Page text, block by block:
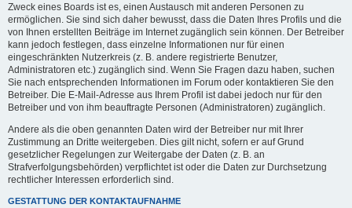
Zweck eines Boards ist es, einen Austausch mit anderen Personen zu
ermöglichen. Sie sind sich daher bewusst, dass die Daten Ihres Profils und die
von Ihnen erstellten Beiträge im Internet zugänglich sein können. Der Betreiber
kann jedoch festlegen, dass einzelne Informationen nur für einen
eingeschränkten Nutzerkreis (z. B. andere registrierte Benutzer,
Administratoren etc.) zugänglich sind. Wenn Sie Fragen dazu haben, suchen
Sie nach entsprechenden Informationen im Forum oder kontaktieren Sie den
Betreiber. Die E-Mail-Adresse aus Ihrem Profil ist dabei jedoch nur für den
Betreiber und von ihm beauftragte Personen (Administratoren) zugänglich.
Andere als die oben genannten Daten wird der Betreiber nur mit Ihrer
Zustimmung an Dritte weitergeben. Dies gilt nicht, sofern er auf Grund
gesetzlicher Regelungen zur Weitergabe der Daten (z. B. an
Strafverfolgungsbehörden) verpflichtet ist oder die Daten zur Durchsetzung
rechtlicher Interessen erforderlich sind.
GESTATTUNG DER KONTAKTAUFNAHME